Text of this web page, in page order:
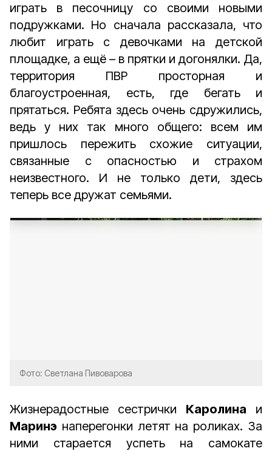
играть в песочницу со своими новыми
подружками. Но сначала рассказала, что
любит играть с девочками на детской
площадке, а ещё – в прятки и догонялки. Да,
территория ПВР просторная и
благоустроенная, есть, где бегать и
прятаться. Ребята здесь очень сдружились,
ведь у них так много общего: всем им
пришлось пережить схожие ситуации,
связанные с опасностью и страхом
неизвестного. И не только дети, здесь
теперь все дружат семьями.
Фото: Светлана Пивоварова
Жизнерадостные сестрички Каролина и
Маринэ наперегонки летят на роликах. За
ними старается успеть на самокате